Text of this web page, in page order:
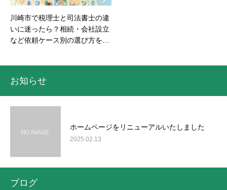
川崎市で税理士と司法書士の違
いに迷ったら？相続・会社設立
など依頼ケース別の選び方を徹
お知らせ
ホームページをリニューアルいたしました
2025.02.13
ブログ